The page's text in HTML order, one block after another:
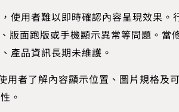
使用者難以即時確認內容呈現效果。
版面跑版或手機顯示異常等問題。當
產品資訊長期未維護。
用者了解內容顯示位置、圖片規格及
。